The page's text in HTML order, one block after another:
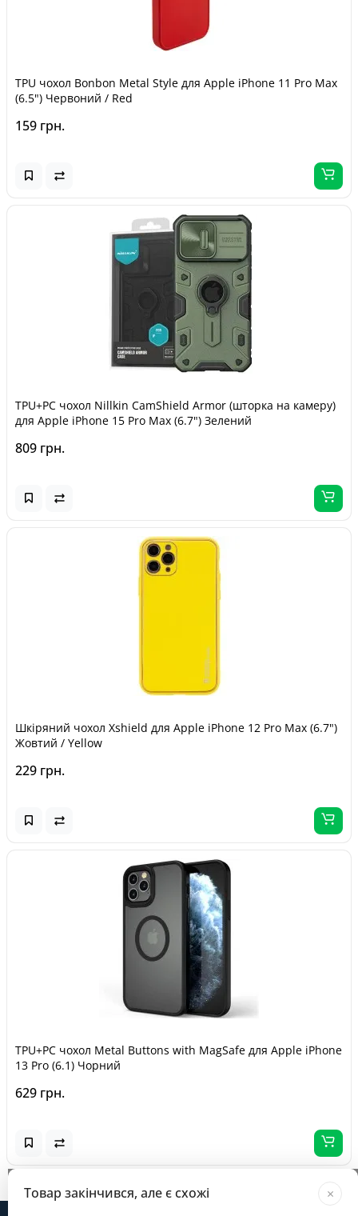
TPU чохол Bonbon Metal Style для Apple iPhone 11 Pro Max
(6.5") Червоний / Red
159 грн.
TPU+PC чохол Nillkin CamShield Armor (шторка на камеру)
для Apple iPhone 15 Pro Max (6.7") Зелений
809 грн.
Шкіряний чохол Xshield для Apple iPhone 12 Pro Max (6.7")
Жовтий / Yellow
229 грн.
TPU+PC чохол Metal Buttons with MagSafe для Apple iPhone
13 Pro (6.1) Чорний
629 грн.
Товар закінчився, але є схожі ×
Завантажується...